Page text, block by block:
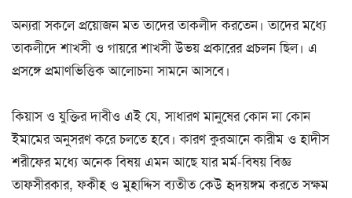
অন্যরা সকলে প্রয়োজন মত তাদের তাকলীদ করতেন। তাদের মধ্যে
তাকলীদে শাখসী ও গায়রে শাখসী উভয় প্রকারের প্রচলন ছিল। এ
প্রসঙ্গে প্রমাণভিত্তিক আলোচনা সামনে আসবে।
কিয়াস ও যুক্তির দাবীও এই যে, সাধারণ মানুষের কোন না কোন
ইমামের অনুসরণ করে চলতে হবে। কারণ কুরআনে কারীম ও হাদীস
শরীফের মধ্যে অনেক বিষয় এমন আছে যার মর্ম-বিষয় বিজ্ঞ
তাফসীরকার, ফকীহ ও মুহাদ্দিস ব্যতীত কেউ হৃদয়ঙ্গম করতে সক্ষম